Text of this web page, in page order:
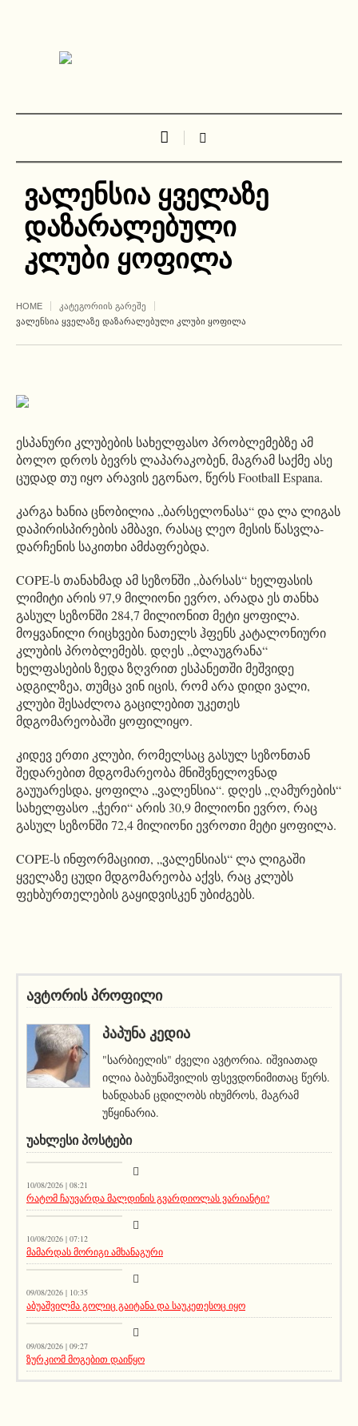
ვალენსია ყველაზე
დაზარალებული
კლუბი ყოფილა
HOME
ᲙᲐᲢᲔᲒᲝᲠᲘᲘᲡ ᲒᲐᲠᲔᲨᲔ
ᲕᲐᲚᲔᲜᲡᲘᲐ ᲧᲕᲔᲚᲐᲖᲔ ᲓᲐᲖᲐᲠᲐᲚᲔᲑᲣᲚᲘ ᲙᲚᲣᲑᲘ ᲧᲝᲤᲘᲚᲐ
ესპანური კლუბების სახელფასო პრობლემებზე ამ
ბოლო დროს ბევრს ლაპარაკობენ, მაგრამ საქმე ასე
ცუდად თუ იყო არავის ეგონაო, წერს Football Espana.
კარგა ხანია ცნობილია „ბარსელონასა“ და ლა ლიგას
დაპირისპირების ამბავი, რასაც ლეო მესის წასვლა-
დარჩენის საკითხი ამძაფრებდა.
COPE-ს თანახმად ამ სეზონში „ბარსას“ ხელფასის
ლიმიტი არის 97,9 მილიონი ევრო, არადა ეს თანხა
გასულ სეზონში 284,7 მილიონით მეტი ყოფილა.
მოყვანილი რიცხვები ნათელს ჰფენს კატალონიური
კლუბის პრობლემებს. დღეს „ბლაუგრანა“
ხელფასების ზედა ზღვრით ესპანეთში მეშვიდე
ადგილზეა, თუმცა ვინ იცის, რომ არა დიდი ვალი,
კლუბი შესაძლოა გაცილებით უკეთეს
მდგომარეობაში ყოფილიყო.
კიდევ ერთი კლუბი, რომელსაც გასულ სეზონთან
შედარებით მდგომარეობა მნიშვნელოვნად
გაუუარესდა, ყოფილა „ვალენსია“. დღეს „ღამურების“
სახელფასო „ჭერი“ არის 30,9 მილიონი ევრო, რაც
გასულ სეზონში 72,4 მილიონი ევროთი მეტი ყოფილა.
COPE-ს ინფორმაციით, „ვალენსიას“ ლა ლიგაში
ყველაზე ცუდი მდგომარეობა აქვს, რაც კლუბს
ფეხბურთელების გაყიდვისკენ უბიძგებს.
ავტორის პროფილი
ᲞᲐᲞᲣᲜᲐ ᲙᲔᲓᲘᲐ
"სარბიელის" ძველი ავტორია. იშვიათად
ილია ბაბუნაშვილის ფსევდონიმითაც წერს.
ხანდახან ცდილობს იხუმროს, მაგრამ
უწყინარია.
ᲣᲐᲮᲚᲔᲡᲘ ᲞᲝᲡᲢᲔᲑᲘ
10/08/2026 | 08:21
რატომ ჩაუვარდა მალდინის გვარდიოლას ვარიანტი?
მთავარი ამბავი
10/08/2026 | 07:12
მამარდას მორიგი ამხანაგური
სიახლეები
09/08/2026 | 10:35
აბუაშვილმა გოლიც გაიტანა და საუკეთესოც იყო
სიახლეები
09/08/2026 | 09:27
ზურკიომ მოგებით დაიწყო